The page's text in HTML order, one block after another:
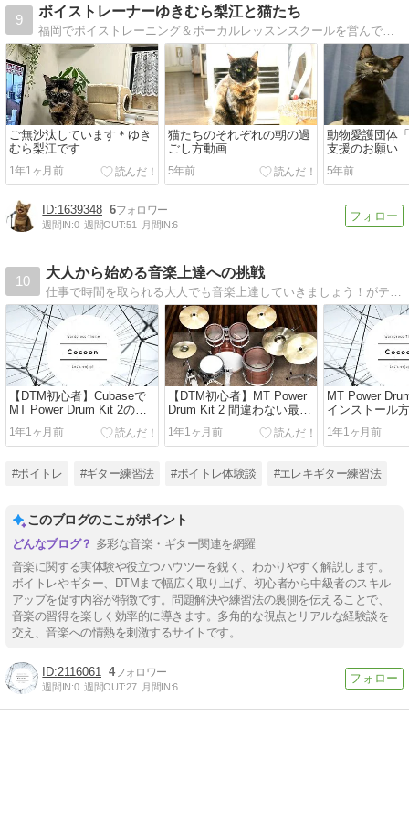
9
ボイストレーナーゆきむら梨江と猫たち
福岡でボイストレーニング＆ボーカルレッスンスクールを営んでいますゆきむら梨江の歌が上手くなる方法と猫たちのブログです。
ご無沙汰しています＊ゆき
むら梨江です
1年1ヶ月前
猫たちのそれぞれの朝の過
ごし方動画
5年前
動物愛護団体
支援のお願い
5年前
1639348 6
週間IN:0 週間OUT:51 月間IN:6
10
大人から始める音楽上達への挑戦
仕事で時間を取られる大人でも音楽上達していきましょう！がテーマです。ボイトレも通ってますし、ギターとピアノも弾き、バンド活動もしています
【DTM初心者】Cubaseで
MT Power Drum Kit 2の音
が出ない
1年1ヶ月前
【DTM初心者】MT Power
Drum Kit 2 間違わない最新
インストール方法
1年1ヶ月前
MT Power
インストール
1年1ヶ月前
#ボイトレ #ギター練習法 #ボイトレ体験談 #エレキギター練習法
このブログのここがポイント
多彩な音楽・ギター関連を網羅
音楽に関する実体験や役立つハウツーを鋭く、わかりやすく解説します。
ボイトレやギター、DTMまで幅広く取り上げ、初心者から中級者のスキル
アップを促す内容が特徴です。問題解決や練習法の裏側を伝えることで、
音楽の習得を楽しく効率的に導きます。多角的な視点とリアルな経験談を
交え、音楽への情熱を刺激するサイトです。
2116061 4
週間IN:0 週間OUT:27 月間IN:6